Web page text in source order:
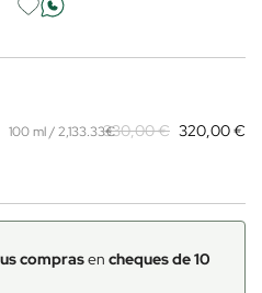
100 ml / 2,133.33€330,00 € 320,00 €
comprasen cheques de 10